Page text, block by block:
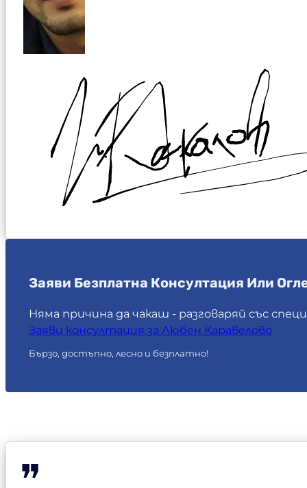
Заяви Безплатна Консултация Или
Няма причина да чакаш - разговаряй със
Заяви консултация за Любен Каравелово
Бързо, достъпно, лесно и безплатно!